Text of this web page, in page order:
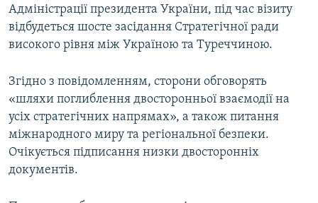
Адміністрації президента України, під час візиту
відбудеться шосте засідання Стратегічної ради
високого рівня між Україною та Туреччиною.
Згідно з повідомленням, сторони обговорять
«шляхи поглиблення двосторонньої взаємодії на
усіх стратегічних напрямах», а також питання
міжнародного миру та регіональної безпеки.
Очікується підписання низки двосторонніх
документів.